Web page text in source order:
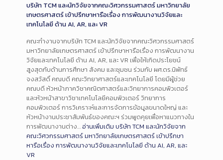
บริษัท TCM และนักวิจัยจากคณะวิศวกรรมศาสตร์ มหาวิทยาลัย
เกษตรศาสตร์ เข้าปรึกษาหารือเรื่อง การพัฒนางานวิจัยและ
เทคโนโลยี ด้าน AI, AR, และ VR
คณะทำงานจากบริษัท TCM และนักวิจัยจากคณะวิศวกรรมศาสตร์
มหาวิทยาลัยเกษตรศาสตร์ เข้าปรึกษาหารือเรื่อง การพัฒนางาน
วิจัยและเทคโนโลยี ด้าน AI, AR, และ VR เพื่อให้เกิดประโยชน์
สูงสุดกับด้านการศึกษา สังคม และชุมชน ร่วมกับ ผศ.ดร.นิพัทธ์
จงสวัสดิ์ คณบดี คณะวิทยาศาสตร์และเทคโนโลยี โดยมีผู้ช่วย
คณบดี หัวหน้าภาควิชาคณิตศาสตร์และวิทยาการคอมพิวเตอร์
และหัวหน้าสาขาวิชาเทคโนโลยีคอมพิวเตอร์ วิทยาการ
คอมพิวเตอร์ การวิเคราะห์และการจัดการข้อมูลขนาดใหญ่ และ
หัวหน้างานประชาสัมพันธ์ของคณะฯ ร่วมพูดคุยเพื่อหาแนวทางใน
การพัฒนางานต่าง…อ่านเพิ่มเติม บริษัท TCM และนักวิจัยจาก
คณะวิศวกรรมศาสตร์ มหาวิทยาลัยเกษตรศาสตร์ เข้าปรึกษา
หารือเรื่อง การพัฒนางานวิจัยและเทคโนโลยี ด้าน AI, AR, และ
VR